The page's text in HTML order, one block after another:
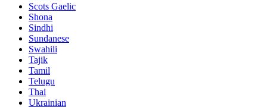
Scots Gaelic
Shona
Sindhi
Sundanese
Swahili
Tajik
Tamil
Telugu
Thai
Ukrainian